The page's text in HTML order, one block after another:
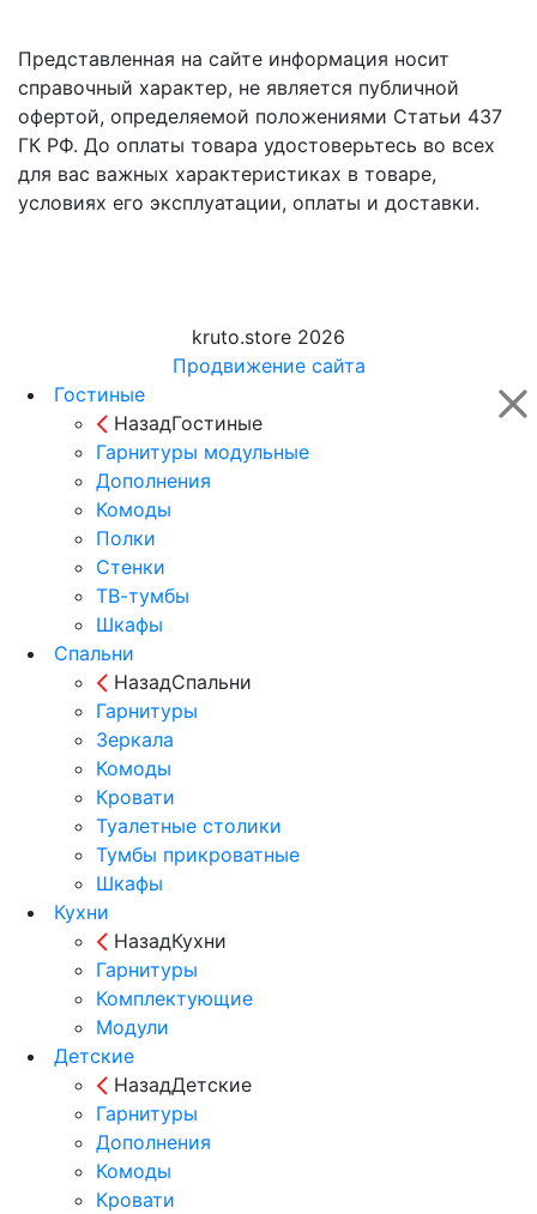
Представленная на сайте информация носит
справочный характер, не является публичной
офертой, определяемой положениями Статьи 437
ГК РФ. До оплаты товара удостоверьтесь во всех
для вас важных характеристиках в товаре,
условиях его эксплуатации, оплаты и доставки.
kruto.store 2026
Продвижение сайта
Гостиные
НазадГостиные
Гарнитуры модульные
Дополнения
Комоды
Полки
Стенки
ТВ-тумбы
Шкафы
Спальни
НазадСпальни
Гарнитуры
Зеркала
Комоды
Кровати
Туалетные столики
Тумбы прикроватные
Шкафы
Кухни
НазадКухни
Гарнитуры
Комплектующие
Модули
Детские
НазадДетские
Гарнитуры
Дополнения
Комоды
Кровати